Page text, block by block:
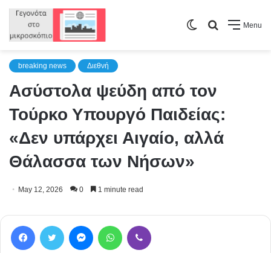
Menu
Search
Switch
breaking news Διεθνή
Ασύστολα ψεύδη από τον
Τούρκο Υπουργό Παιδείας:
«Δεν υπάρχει Αιγαίο, αλλά
Θάλασσα των Νήσων»
May 12, 2026 0 1 minute read